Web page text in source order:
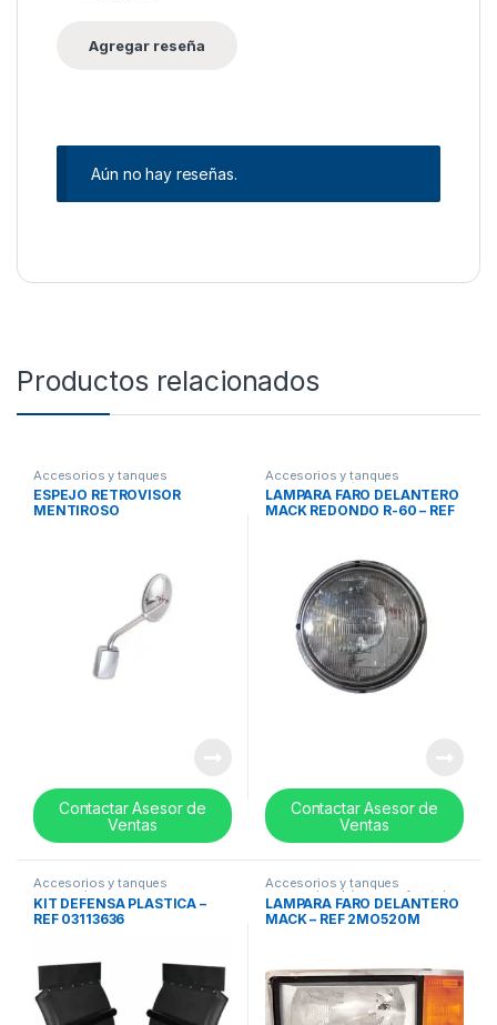
Aún no hay reseñas.
Productos relacionados
Accesorios y tanques
reservorios,Espejos
ESPEJO RETROVISOR
MENTIROSO
Contactar Asesor de
Ventas
Accesorios y tanques
reservorios ,Lámparas frontales
y Bezel
LAMPARA FARO DELANTERO
MACK REDONDO R-60 – REF
Contactar Asesor de
Ventas
Accesorios y tanques
reservorios
KIT DEFENSA PLASTICA –
REF 03113636
Accesorios y tanques
reservorios ,Lámparas frontales
y Bezel
LAMPARA FARO DELANTERO
MACK – REF 2MO520M